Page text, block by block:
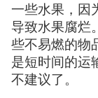
一些水果，因
导致水果腐烂
些不易燃的物
是短时间的运
不建议了。